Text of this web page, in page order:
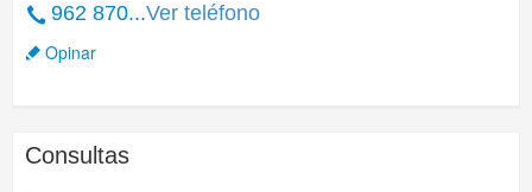
962 870...Ver teléfono
Opinar
Consultas